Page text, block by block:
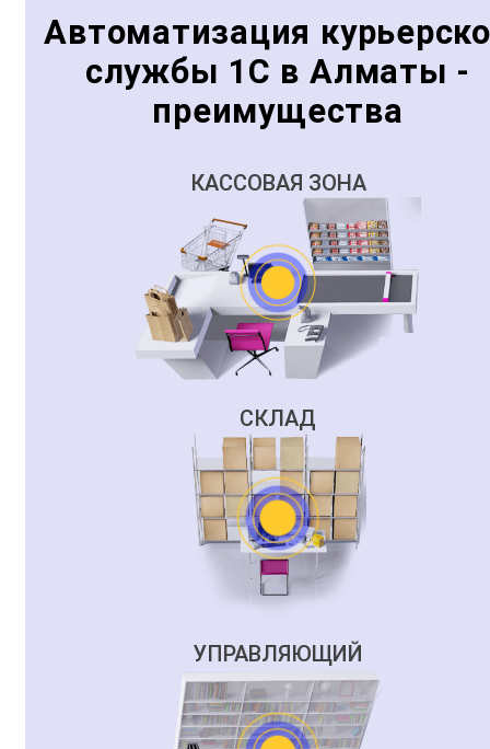
Автоматизация
службы 1С в Алматы -
преимущества
КАССОВАЯ ЗОНА
СКЛАД
УПРАВЛЯЮЩИЙ